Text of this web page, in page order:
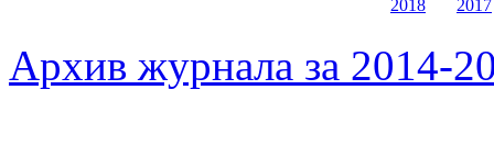
2018
2017
Архив журнала за 2014-